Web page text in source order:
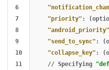
6
7
8
9
10
11
"priority" :
"android_priority"
"send_to_sync" :
"collapse_key" :
// Specifying